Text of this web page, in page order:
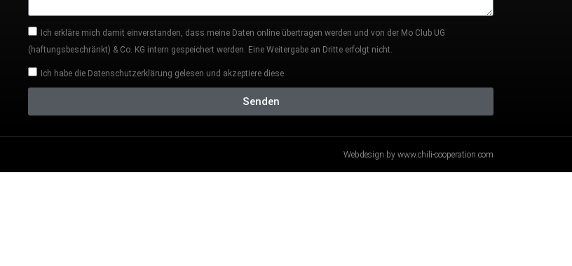
Ich erkläre mich damit einverstanden, dass meine Daten online übertragen werden und von der Mo Club UG
(haftungsbeschränkt) & Co. KG intern gespeichert werden. Eine Weitergabe an Dritte erfolgt nicht.
Ich habe die Datenschutzerklärung gelesen und akzeptiere diese
Senden
Webdesign by www.chili-cooperation.com